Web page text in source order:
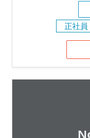
正社員